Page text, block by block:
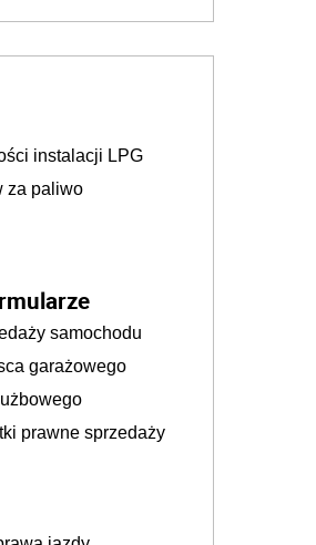
instalacji LPG
za paliwo
samochodu
garażowego
prawne sprzedaży